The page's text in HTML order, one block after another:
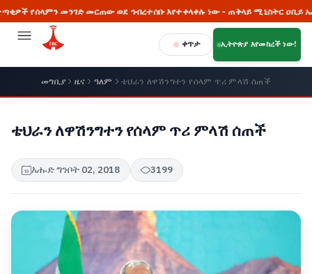
መንገድ መርጠው ወደ ኅብረተሰቡ እየተቀላቀሉ ነው - ጠቅላይ ሚኒስትር ዐቢይ አሕመድ (ዶ/ር)
ቀጥታ ኢትዮጵያ እየመከረች ነው!
መግቢያ ዜና ዓለም ቴህራን ለዋሽንግተን የሰላም ጥሪ ምላሽ ሰጠች
ቴህራን ለዋሽንግተን የሰላም ጥሪ ምላሽ ሰጠች
እሑድ ግንቦት 02, 2018 3199